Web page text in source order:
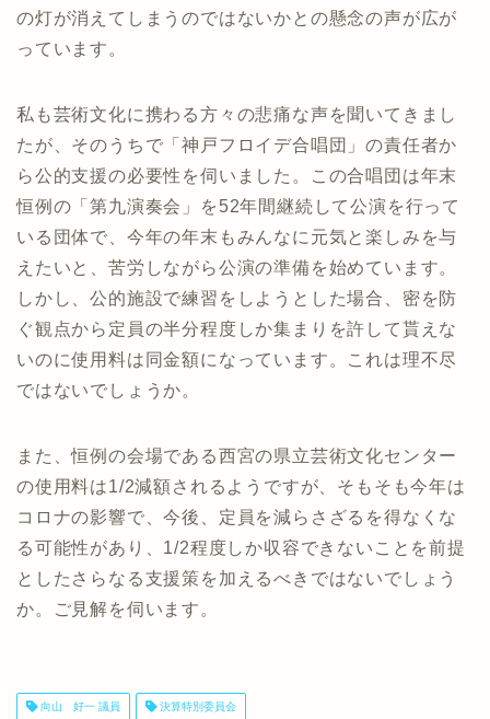
の灯が消えてしまうのではないかとの懸念の声が広が
っています。
私も芸術文化に携わる方々の悲痛な声を聞いてきまし
たが、そのうちで「神戸フロイデ合唱団」の責任者か
ら公的支援の必要性を伺いました。この合唱団は年末
恒例の「第九演奏会」を52年間継続して公演を行って
いる団体で、今年の年末もみんなに元気と楽しみを与
えたいと、苦労しながら公演の準備を始めています。
しかし、公的施設で練習をしようとした場合、密を防
ぐ観点から定員の半分程度しか集まりを許して貰えな
いのに使用料は同金額になっています。これは理不尽
ではないでしょうか。
また、恒例の会場である西宮の県立芸術文化センター
の使用料は1/2減額されるようですが、そもそも今年は
コロナの影響で、今後、定員を減らさざるを得なくな
る可能性があり、1/2程度しか収容できないことを前提
としたさらなる支援策を加えるべきではないでしょう
か。ご見解を伺います。
向山 好一 議員 決算特別委員会